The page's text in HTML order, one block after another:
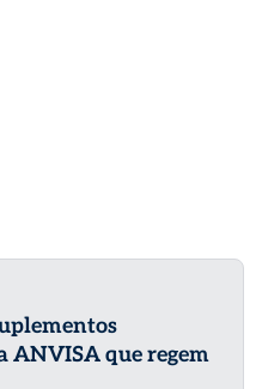
ANVISA que regem